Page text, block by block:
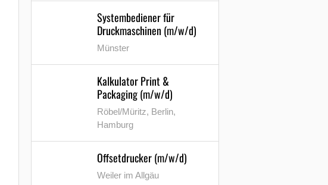
Systembediener für
Druckmaschinen (m/w/d)
Münster
Kalkulator Print &
Packaging (m/w/d)
Röbel/Müritz, Berlin,
Hamburg
Offsetdrucker (m/w/d)
Weiler im Allgäu